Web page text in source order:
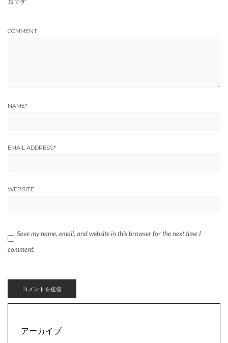
COMMENT
NAME*
EMAIL ADDRESS*
WEBSITE
Save my name, email, and website in this browser for the next time I
comment.
アーカイブ